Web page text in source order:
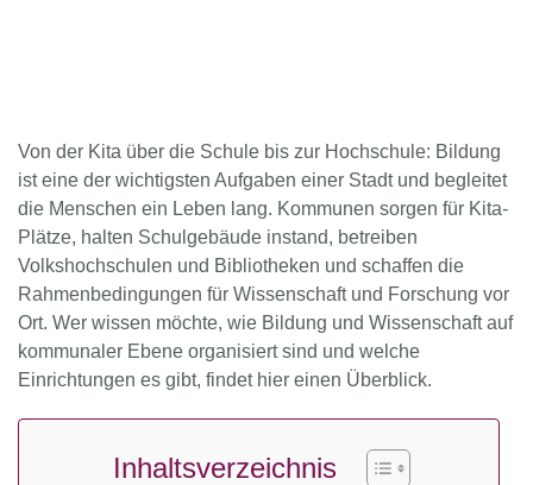
Von der Kita über die Schule bis zur Hochschule: Bildung
ist eine der wichtigsten Aufgaben einer Stadt und begleitet
die Menschen ein Leben lang. Kommunen sorgen für Kita-
Plätze, halten Schulgebäude instand, betreiben
Volkshochschulen und Bibliotheken und schaffen die
Rahmenbedingungen für Wissenschaft und Forschung vor
Ort. Wer wissen möchte, wie Bildung und Wissenschaft auf
kommunaler Ebene organisiert sind und welche
Einrichtungen es gibt, findet hier einen Überblick.
Inhaltsverzeichnis